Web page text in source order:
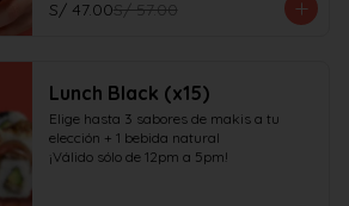
S/ 47.00S/ 57.00
Lunch Black (x15)
Elige hasta 3 sabores de makis a tu
elección + 1 bebida natural
¡Válido sólo de 12pm a 5pm!